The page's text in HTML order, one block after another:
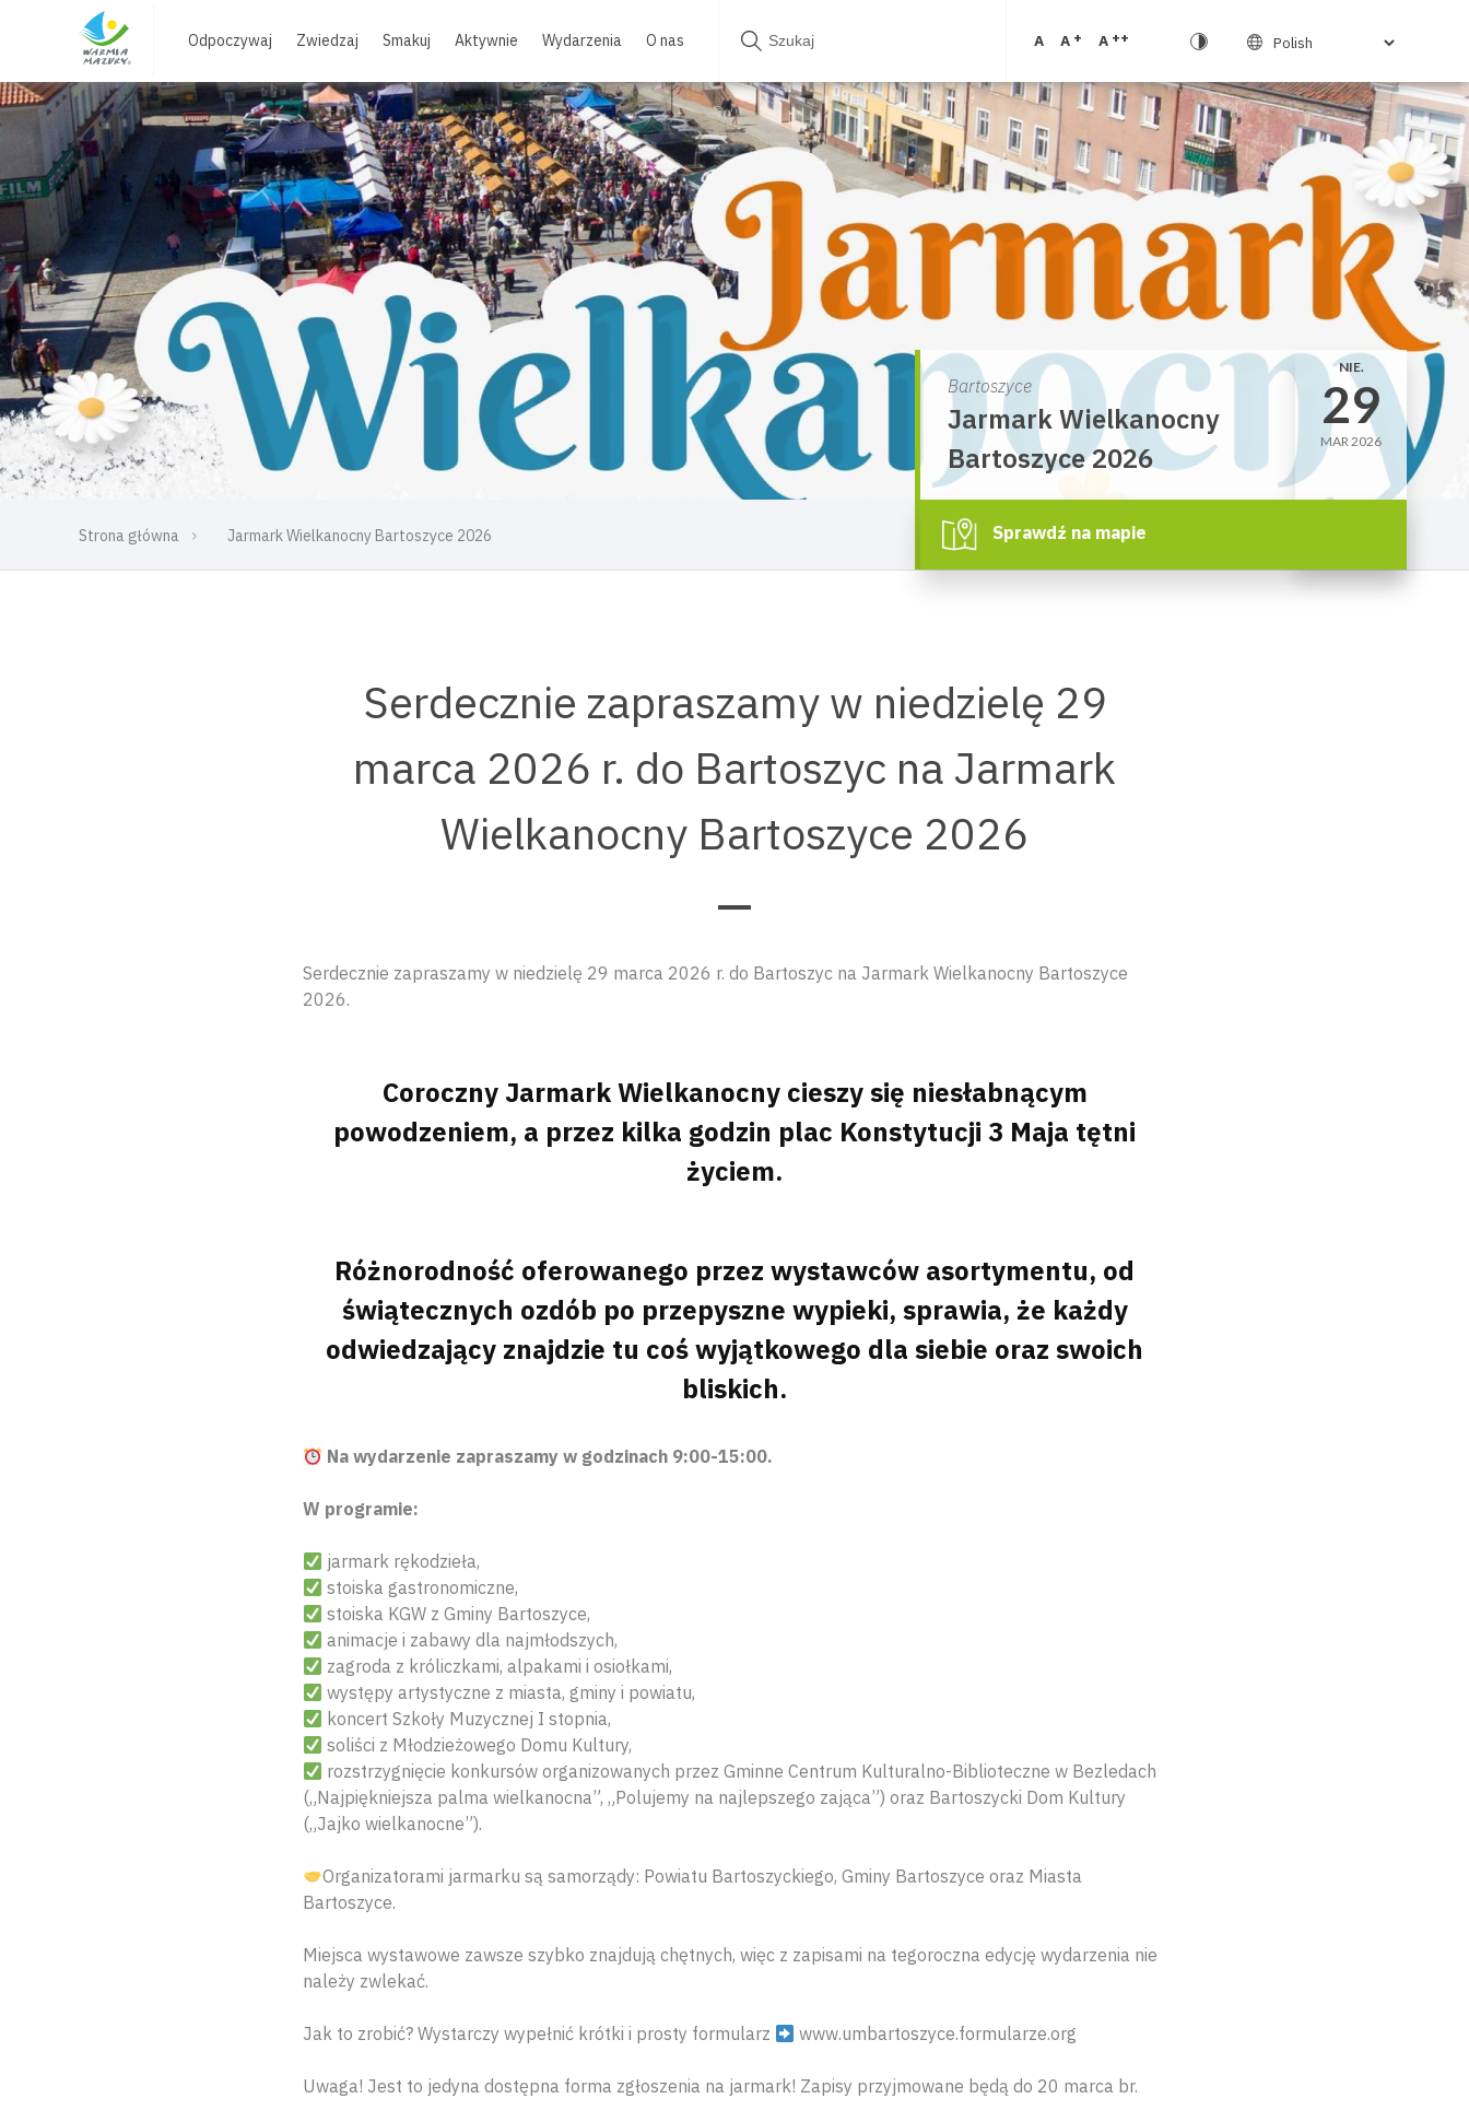
Odpoczywaj Zwiedzaj Smakuj Aktywnie Wydarzenia O nas A A + A ++
Strona główna Jarmark Wielkanocny Bartoszyce 2026
Bartoszyce
Jarmark Wielkanocny
Bartoszyce 2026
NIE.
29
MAR 2026
Sprawdź na mapie
Serdecznie zapraszamy w niedzielę 29
marca 2026 r. do Bartoszyc na Jarmark
Wielkanocny Bartoszyce 2026
Serdecznie zapraszamy w niedzielę 29 marca 2026 r. do Bartoszyc na Jarmark Wielkanocny Bartoszyce
2026.
Coroczny Jarmark Wielkanocny cieszy się niesłabnącym
powodzeniem, a przez kilka godzin plac Konstytucji 3 Maja tętni
życiem.
Różnorodność oferowanego przez wystawców asortymentu, od
świątecznych ozdób po przepyszne wypieki, sprawia, że każdy
odwiedzający znajdzie tu coś wyjątkowego dla siebie oraz swoich
bliskich.
Na wydarzenie zapraszamy w godzinach 9:00-15:00.
W programie:
jarmark rękodzieła,
stoiska gastronomiczne,
stoiska KGW z Gminy Bartoszyce,
animacje i zabawy dla najmłodszych,
zagroda z króliczkami, alpakami i osiołkami,
występy artystyczne z miasta, gminy i powiatu,
koncert Szkoły Muzycznej I stopnia,
soliści z Młodzieżowego Domu Kultury,
rozstrzygnięcie konkursów organizowanych przez Gminne Centrum Kulturalno-Biblioteczne w Bezledach
(„Najpiękniejsza palma wielkanocna”, „Polujemy na najlepszego zająca”) oraz Bartoszycki Dom Kultury
(„Jajko wielkanocne”).
Organizatorami jarmarku są samorządy: Powiatu Bartoszyckiego, Gminy Bartoszyce oraz Miasta
Bartoszyce.
Miejsca wystawowe zawsze szybko znajdują chętnych, więc z zapisami na tegoroczna edycję wydarzenia nie
należy zwlekać.
Jak to zrobić? Wystarczy wypełnić krótki i prosty formularz www.umbartoszyce.formularze.org
Uwaga! Jest to jedyna dostępna forma zgłoszenia na jarmark! Zapisy przyjmowane będą do 20 marca br.